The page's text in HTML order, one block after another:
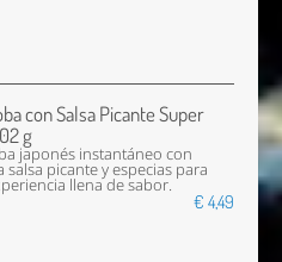
con Salsa Picante Super
g
japonés instantáneo con
salsa picante y especias para
llena de sabor.
€ 4,49